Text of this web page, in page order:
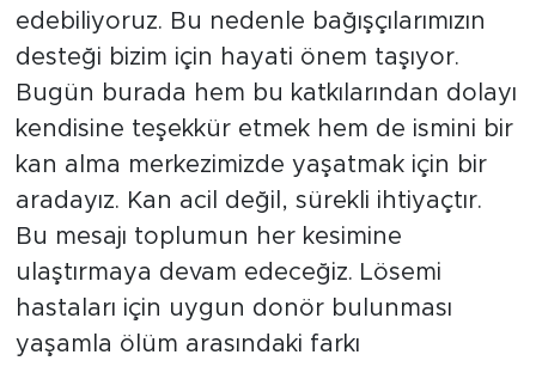
edebiliyoruz. Bu nedenle bağışçılarımızın
desteği bizim için hayati önem taşıyor.
Bugün burada hem bu katkılarından dolayı
kendisine teşekkür etmek hem de ismini bir
kan alma merkezimizde yaşatmak için bir
aradayız. Kan acil değil, sürekli ihtiyaçtır.
Bu mesajı toplumun her kesimine
ulaştırmaya devam edeceğiz. Lösemi
hastaları için uygun donör bulunması
yaşamla ölüm arasındaki farkı